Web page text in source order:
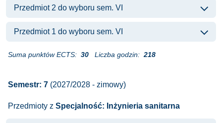
Przedmiot 2 do wyboru sem. VI
Przedmiot 1 do wyboru sem. VI
Suma punktów ECTS: 30 Liczba godzin: 218
Semestr: 7 (2027/2028 - zimowy)
Przedmioty z Specjalność: Inżynieria sanitarna